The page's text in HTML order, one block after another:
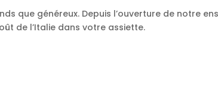
que généreux. Depuis l’ouverture de notre
de l’Italie dans votre assiette.